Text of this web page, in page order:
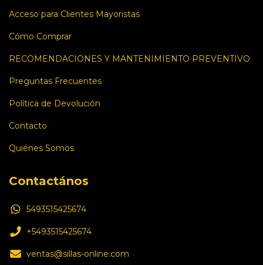
Acceso para Clientes Mayoristas
Cómo Comprar
RECOMENDACIONES Y MANTENIMIENTO PREVENTIVO
Preguntas Frecuentes
Política de Devolución
Contacto
Quiénes Somos
Contactános
5493515425674
+5493515425674
ventas@sillas-online.com